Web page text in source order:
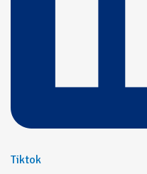
Tiktok